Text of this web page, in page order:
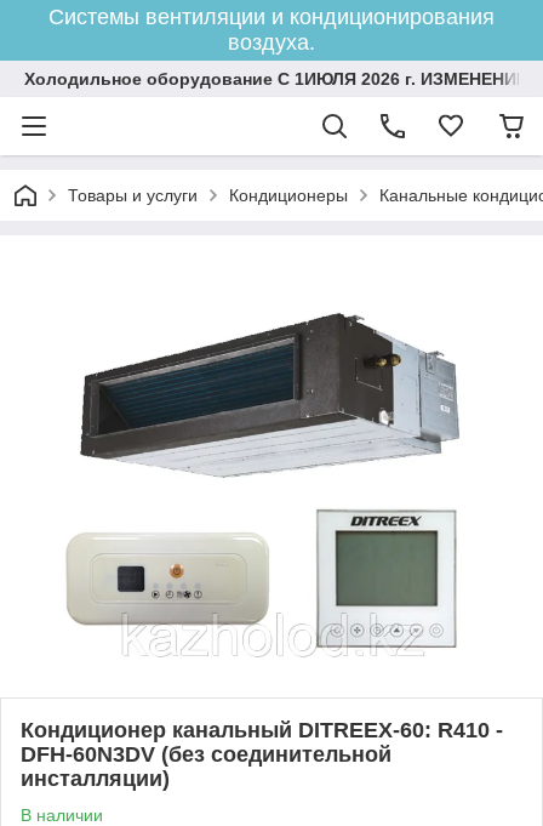
Системы вентиляции и кондиционирования
воздуха.
Холодильное оборудование С 1ИЮЛЯ 2026 г.
Товары и услуги Кондиционеры Канальные
Кондиционер канальный DITREEX-60: R410 -
DFH-60N3DV (без соединительной
инсталляции)
В наличии